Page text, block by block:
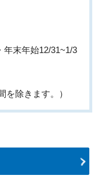
年末年始12/31~1/3
を除きます。）